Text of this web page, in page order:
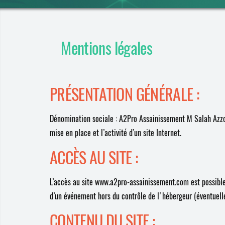
Mentions légales
PRÉSENTATION GÉNÉRALE :
Dénomination sociale : A2Pro Assainissement M Salah
mise en place et l’activité d’un site Internet.
ACCÈS AU SITE :
L’accès au site www.a2pro-assainissement.com est
d’un événement hors du contrôle de l'hébergeur